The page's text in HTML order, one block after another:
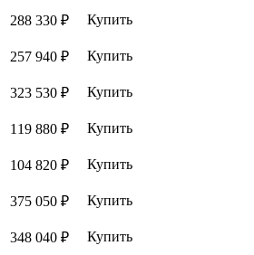
288 330 ₽
Купить
257 940 ₽
Купить
323 530 ₽
Купить
119 880 ₽
Купить
104 820 ₽
Купить
375 050 ₽
Купить
348 040 ₽
Купить